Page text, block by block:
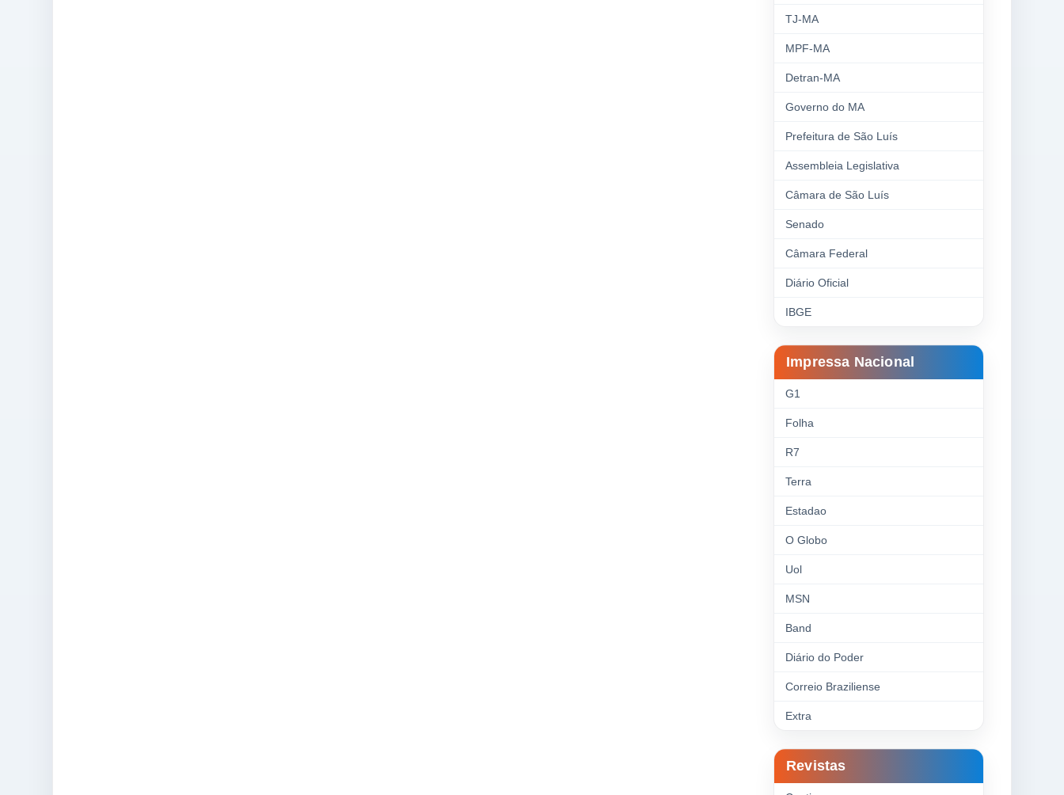
TJ-MA
MPF-MA
Detran-MA
Governo do MA
Prefeitura de São Luís
Assembleia Legislativa
Câmara de São Luís
Senado
Câmara Federal
Diário Oficial
IBGE
Impressa Nacional
G1
Folha
R7
Terra
Estadao
O Globo
Uol
MSN
Band
Diário do Poder
Correio Braziliense
Extra
Revistas